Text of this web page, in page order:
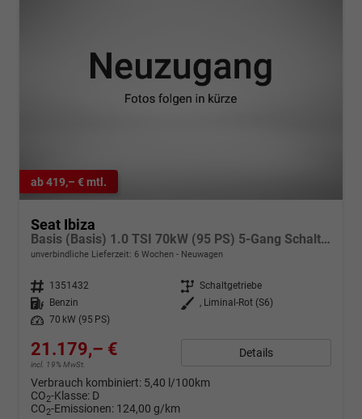
ab 419,– € mtl.
Seat Ibiza
Basis (Basis) 1.0 TSI 70kW (95 PS) 5-Gang Schaltgetriebe
unverbindliche Lieferzeit: 6 Wochen Neuwagen
Fahrzeugnr. 1351432 Getriebe Schaltgetriebe
Kraftstoff
Benzin Außenfarbe
, Liminal-Rot (S6)
Leistung
70 kW (95 PS)
21.179,– €
incl. 19% MwSt.
Details
Verbrauch kombiniert: 5,40 l/100km
CO2-Klasse: D
CO2-Emissionen: 124,00 g/km